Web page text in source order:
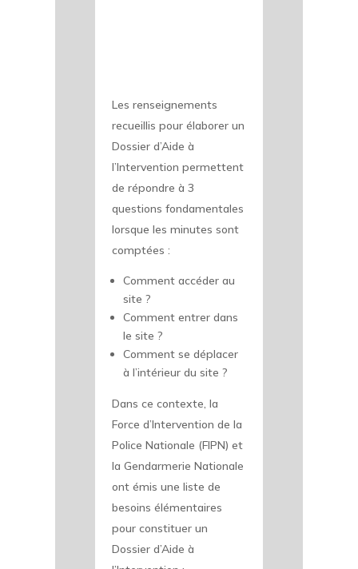
Les renseignements
recueillis pour élaborer un
Dossier d’Aide à
l’Intervention permettent
de répondre à 3
questions fondamentales
lorsque les minutes sont
comptées :
Comment accéder au
site ?
Comment entrer dans
le site ?
Comment se déplacer
à l’intérieur du site ?
Dans ce contexte, la
Force d’Intervention de la
Police Nationale (FIPN) et
la Gendarmerie Nationale
ont émis une liste de
besoins élémentaires
pour constituer un
Dossier d’Aide à